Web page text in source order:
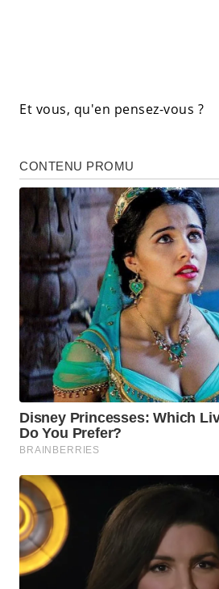
Et vous, qu'en pensez-vous ?